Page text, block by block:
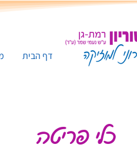
דף הבית
כלי פריטה